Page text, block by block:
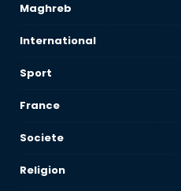
Maghreb
International
Sport
France
Societe
Religion